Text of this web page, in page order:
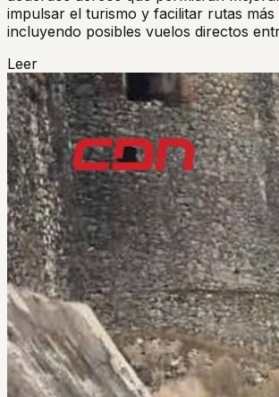
impulsar el turismo y facilitar rutas más
incluyendo posibles vuelos directos
Leer